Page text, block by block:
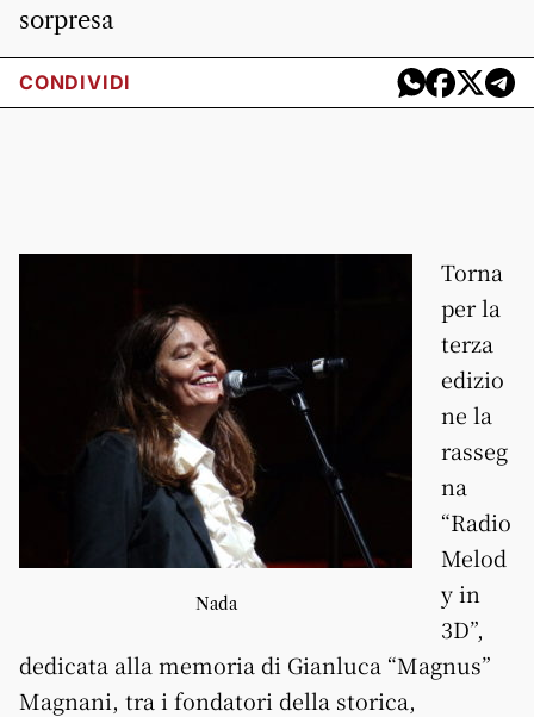
sorpresa
CONDIVIDI
Nada
Torna
per la
terza
edizio
ne la
rasseg
na
“Radio
Melod
y in
3D”,
dedicata alla memoria di Gianluca “Magnus”
Magnani, tra i fondatori della storica,